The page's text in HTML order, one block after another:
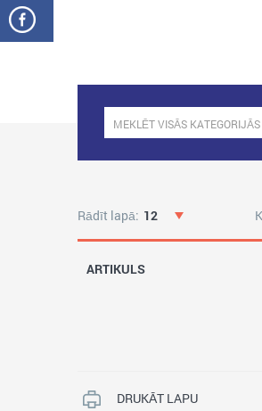
Rādīt lapā: 12
ARTIKULS
DRUKĀT LAPU